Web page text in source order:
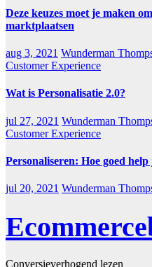
Deze keuzes moet je maken
marktplaatsen
aug 3, 2021 Wunderman
Customer Experience
Wat is Personalisatie 2.0?
jul 27, 2021 Wunderman
Customer Experience
Personaliseren: Hoe goed
jul 20, 2021 Wunderman
Conversieverhogend lezen